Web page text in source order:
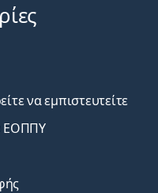
να εμπιστευτείτε
ΕΟΠΠΥ